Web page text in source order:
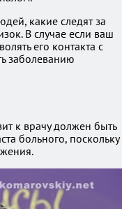
какие следят за
В случае если ваш
его контакта с
заболеванию
к врачу должен быть
больного, поскольку